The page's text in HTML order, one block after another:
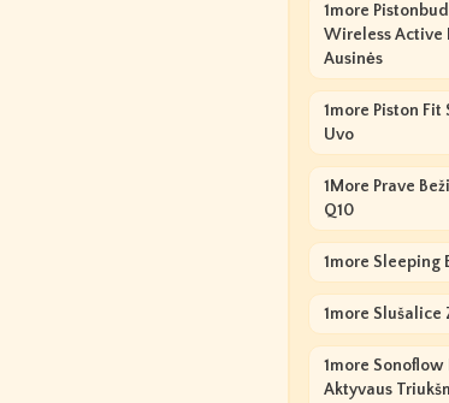
1more
Wireless Active
Ausinės
1more Piston Fit
Uvo
1More Prave
Q10
1more Sleeping
1more Slušalice
1more Sonoflow
Aktyvaus